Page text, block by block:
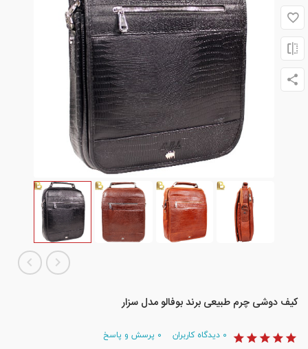
کیف دوشی چرم طبیعی برند بوفالو مدل سزار
دیدگاه کاربران پرسش و پاسخ